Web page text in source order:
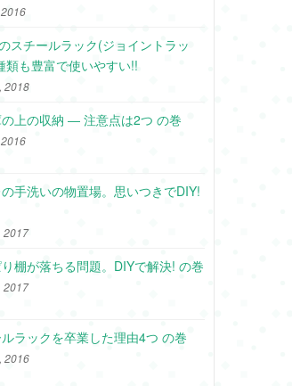
スチールラック(ジョイントラッ
類も豊富で使いやすい!!
2018
上の収納 ― 注意点は2つ の巻
の手洗いの物置場。思いつきでDIY!
2017
棚が落ちる問題。DIYで解決! の巻
2017
ラックを卒業した理由4つ の巻
2016